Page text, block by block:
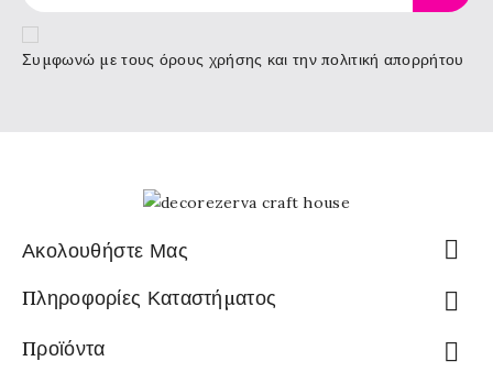
Συμφωνώ με τους όρους χρήσης και την πολιτική απορρήτου
Ακολουθήστε Μας 
Πληροφορίες Καταστήματος 
Προϊόντα 